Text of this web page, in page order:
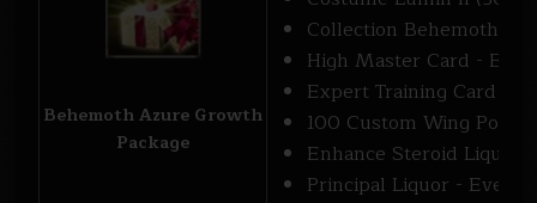
Behemoth Azure Growth
Package
Collection Behemoth
High Master Card -
Expert Training Card [3]
100 Custom Wing Point
Enhance Steroid Liquor
Principal Liquor - Event